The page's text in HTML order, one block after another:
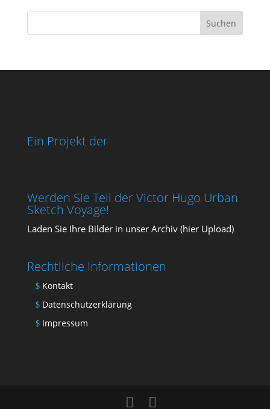
Ein Projekt der
Werden Sie Teil der Victor Hugo Urban
Sketch Voyage!
Laden Sie Ihre Bil­der in unser Archiv (hier Upload)
Rechtliche Informationen
Kontakt
Datenschutzerklärung
Impressum